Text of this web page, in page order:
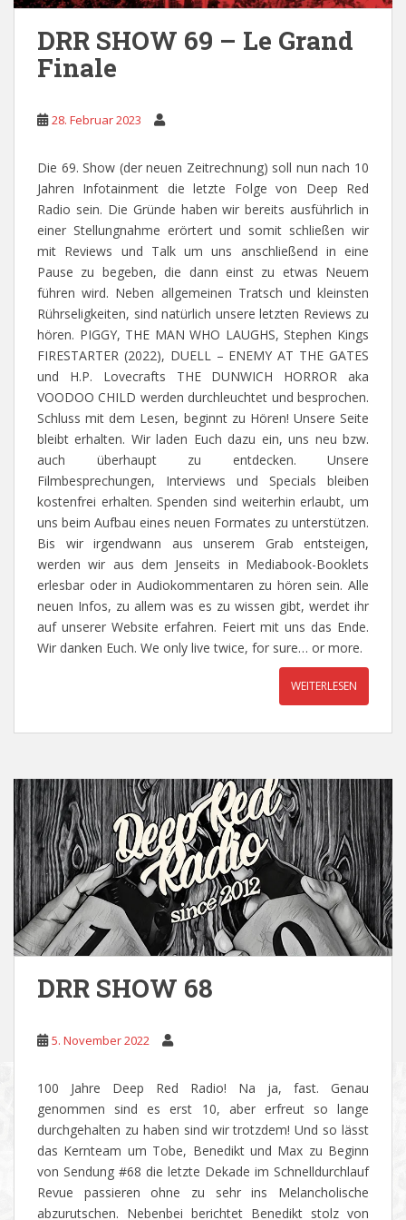
DRR SHOW 69 – Le Grand
Finale
28. Februar 2023
Die 69. Show (der neuen Zeitrechnung) soll nun nach 10
Jahren Infotainment die letzte Folge von Deep Red
Radio sein. Die Gründe haben wir bereits ausführlich in
einer Stellungnahme erörtert und somit schließen wir
mit Reviews und Talk um uns anschließend in eine
Pause zu begeben, die dann einst zu etwas Neuem
führen wird. Neben allgemeinen Tratsch und kleinsten
Rührseligkeiten, sind natürlich unsere letzten Reviews zu
hören. PIGGY, THE MAN WHO LAUGHS, Stephen Kings
FIRESTARTER (2022), DUELL – ENEMY AT THE GATES
und H.P. Lovecrafts THE DUNWICH HORROR aka
VOODOO CHILD werden durchleuchtet und besprochen.
Schluss mit dem Lesen, beginnt zu Hören! Unsere Seite
bleibt erhalten. Wir laden Euch dazu ein, uns neu bzw.
auch überhaupt zu entdecken. Unsere
Filmbesprechungen, Interviews und Specials bleiben
kostenfrei erhalten. Spenden sind weiterhin erlaubt, um
uns beim Aufbau eines neuen Formates zu unterstützen.
Bis wir irgendwann aus unserem Grab entsteigen,
werden wir aus dem Jenseits in Mediabook-Booklets
erlesbar oder in Audiokommentaren zu hören sein. Alle
neuen Infos, zu allem was es zu wissen gibt, werdet ihr
auf unserer Website erfahren. Feiert mit uns das Ende.
Wir danken Euch. We only live twice, for sure… or more.
WEITERLESEN
DRR SHOW 68
5. November 2022
100 Jahre Deep Red Radio! Na ja, fast. Genau
genommen sind es erst 10, aber erfreut so lange
durchgehalten zu haben sind wir trotzdem! Und so lässt
das Kernteam um Tobe, Benedikt und Max zu Beginn
von Sendung #68 die letzte Dekade im Schnelldurchlauf
Revue passieren ohne zu sehr ins Melancholische
abzurutschen. Nebenbei berichtet Benedikt stolz von